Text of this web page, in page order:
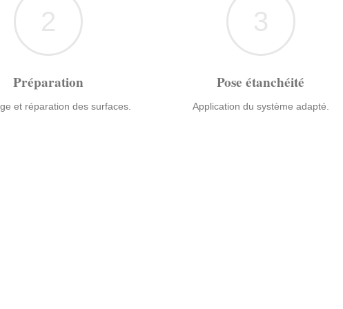
2
Préparation
et réparation des surfaces.
3
Pose étanchéité
Application du système adapté.